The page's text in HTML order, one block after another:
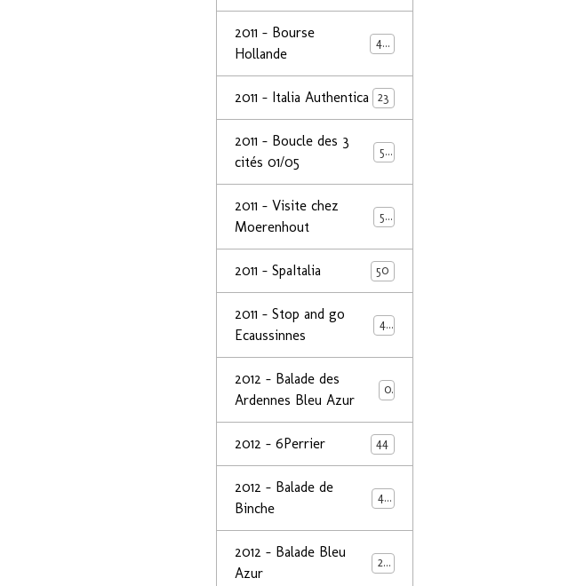
2011 - Bourse
Hollande
40
2011 - Italia Authentica 23
2011 - Boucle des 3
cités 01/05
50
2011 - Visite chez
Moerenhout
50
2011 - SpaItalia 50
2011 - Stop and go
Ecaussinnes
44
2012 - Balade des
Ardennes Bleu Azur
0
2012 - 6Perrier 44
2012 - Balade de
Binche
48
2012 - Balade Bleu
Azur
26